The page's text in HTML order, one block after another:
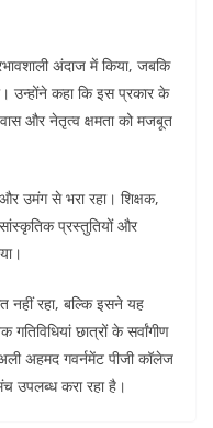
अंदाज में किया, जबकि
उन्होंने कहा कि इस प्रकार के
और नेतृत्व क्षमता को मजबूत
उमंग से भरा रहा। शिक्षक,
प्रस्तुतियों और
नहीं रहा, बल्कि इसने यह
छात्रों के सर्वांगीण
अहमद गवर्नमेंट पीजी कॉलेज
मंच उपलब्ध करा रहा है।